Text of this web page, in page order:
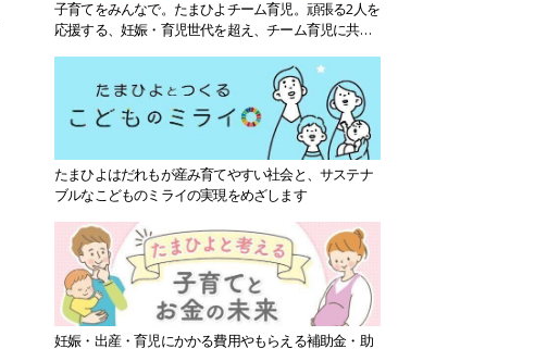
子育てをみんなで。たまひよチーム育児。頑張る2人を
応援する、妊娠・育児世代を超え、チーム育児に共感
たまひよはだれもが産み育てやすい社会と、サステナ
ブルなこどものミライの実現をめざします
妊娠・出産・育児にかかる費用やもらえる補助金・助